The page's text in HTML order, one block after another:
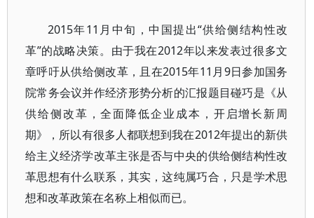
2015年11月中旬，中国提出“供给侧结构性改
革”的战略决策。由于我在2012年以来发表过很多文
章呼吁从供给侧改革，且在2015年11月9日参加国务
院常务会议并作经济形势分析的汇报题目碰巧是《从
供给侧改革，全面降低企业成本，开启增长新周
期》，所以有很多人都联想到我在2012年提出的新供
给主义经济学改革主张是否与中央的供给侧结构性改
革思想有什么联系，其实，这纯属巧合，只是学术思
想和改革政策在名称上相似而已。